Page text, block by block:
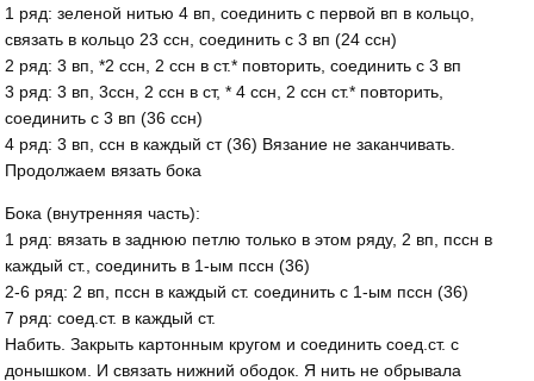
1 ряд: зеленой нитью 4 вп, соединить с первой вп в кольцо,
связать в кольцо 23 ссн, соединить с 3 вп (24 ссн)
2 ряд: 3 вп, *2 ссн, 2 ссн в ст.* повторить, соединить с 3 вп
3 ряд: 3 вп, 3ссн, 2 ссн в ст, * 4 ссн, 2 ссн ст.* повторить,
соединить с 3 вп (36 ссн)
4 ряд: 3 вп, ссн в каждый ст (36) Вязание не заканчивать.
Продолжаем вязать бока
Бока (внутренняя часть):
1 ряд: вязать в заднюю петлю только в этом ряду, 2 вп, пссн в
каждый ст., соединить в 1-ым пссн (36)
2-6 ряд: 2 вп, пссн в каждый ст. соединить с 1-ым пссн (36)
7 ряд: соед.ст. в каждый ст.
Набить. Закрыть картонным кругом и соединить соед.ст. с
донышком. И связать нижний ободок. Я нить не обрывала